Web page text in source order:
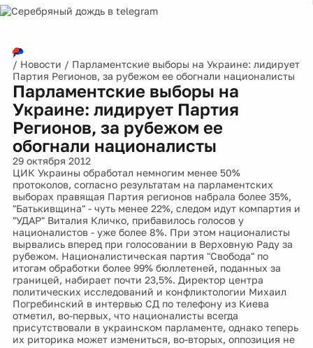
/ Новости / Парламентские выборы на Украине: лидирует
Партия Регионов, за рубежом ее обогнали националисты
Парламентские выборы на
Украине: лидирует Партия
Регионов, за рубежом ее
обогнали националисты
29 октября 2012
ЦИК Украины обработал немногим менее 50%
протоколов, согласно результатам на парламентских
выборах правящая Партия регионов набрала более 35%,
"Батькивщина" - чуть менее 22%, следом идут компартия и
"УДАР" Виталия Кличко, прибавилось голосов у
националистов - уже более 8%. При этом националисты
вырвались вперед при голосовании в Верховную Раду за
рубежом. Националистическая партия "Свобода" по
итогам обработки более 99% бюллетеней, поданных за
границей, набирает почти 23,5%. Директор центра
политических исследований и конфликтологии Михаил
Погребинский в интервью СД по телефону из Киева
отметил, во-первых, что националисты всегда
присутствовали в украинском парламенте, однако теперь
их риторика может измениться, во-вторых, оппозиция не